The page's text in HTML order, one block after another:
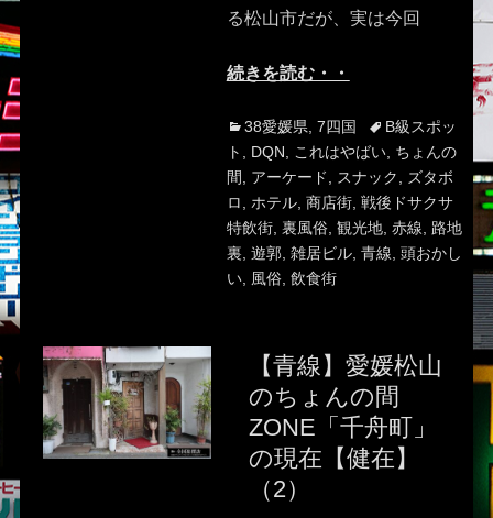
る松山市だが、実は今回
続きを読む・・
Categories
38愛媛県 7四国 TagsB級スポッ
ト
DQN これはやばい, ちょんの
間
アーケード スナック
ズタボ
ロ
ホテル, 商店街, 戦後ドサクサ
特飲街, 裏風俗, 観光地, 赤線
路地
裏 遊郭, 雑居ビル, 青線 頭おかし
い, 風俗, 飲食街
【青線】愛媛松山
のちょんの間
ZONE「千舟町」
の現在【健在】
（2）